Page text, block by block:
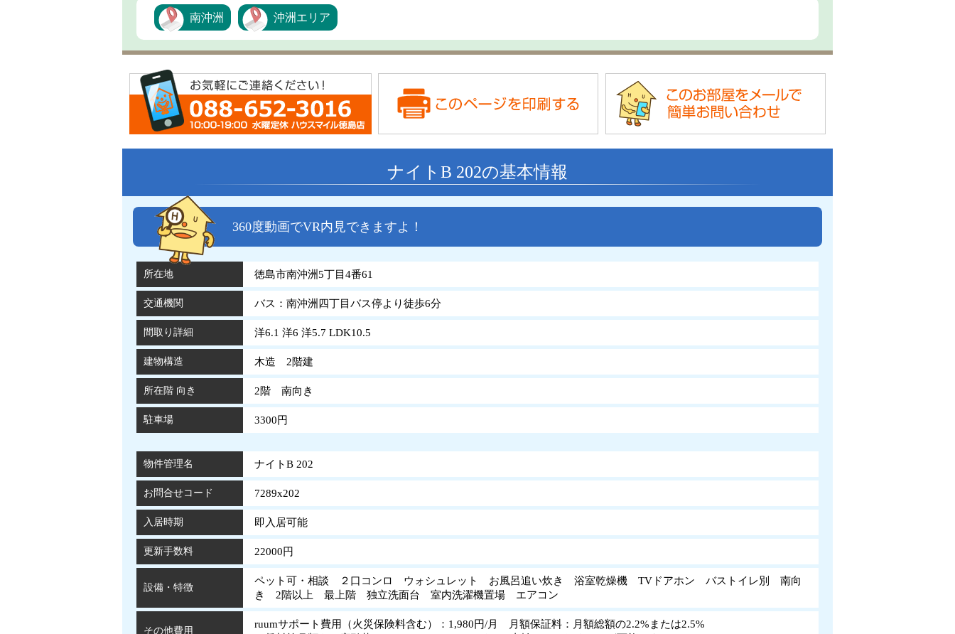
南沖洲 沖洲エリア
ナイトB 202の基本情報
360度動画でVR内見できますよ！
所在地 徳島市南沖洲5丁目4番61
交通機関 バス：南沖洲四丁目バス停より徒歩6分
間取り詳細 洋6.1 洋6 洋5.7 LDK10.5
建物構造 木造 2階建
所在階 向き 2階 南向き
駐車場 3300円
物件管理名 ナイトB 202
お問合せコード 7289x202
入居時期 即入居可能
更新手数料 22000円
設備・特徴
ペット可・相談 ２口コンロ ウォシュレット お風呂追い炊き 浴室乾燥機 TVドアホン バストイレ別 南向
き 2階以上 最上階 独立洗面台 室内洗濯機置場 エアコン
その他費用
ruumサポート費用（火災保険料含む）：1,980円/月 月額保証料：月額総額の2.2%または2.5%